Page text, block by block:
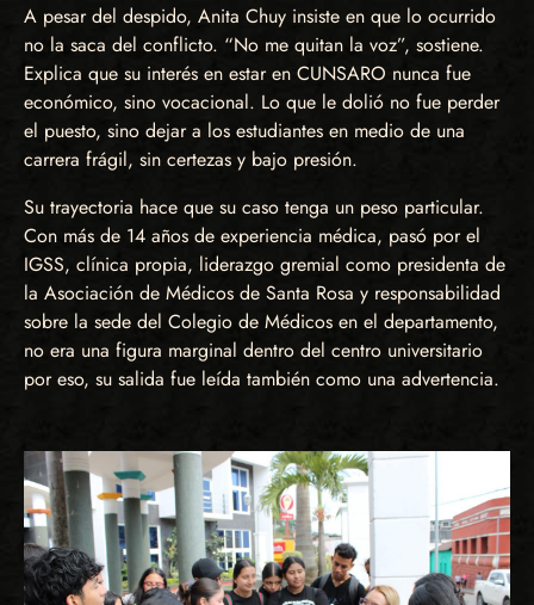
A pesar del despido, Anita Chuy insiste en que lo ocurrido
no la saca del conflicto. “No me quitan la voz”, sostiene.
Explica que su interés en estar en CUNSARO nunca fue
económico, sino vocacional. Lo que le dolió no fue perder
el puesto, sino dejar a los estudiantes en medio de una
carrera frágil, sin certezas y bajo presión.
Su trayectoria hace que su caso tenga un peso particular.
Con más de 14 años de experiencia médica, pasó por el
IGSS, clínica propia, liderazgo gremial como presidenta de
la Asociación de Médicos de Santa Rosa y responsabilidad
sobre la sede del Colegio de Médicos en el departamento,
no era una figura marginal dentro del centro universitario
por eso, su salida fue leída también como una advertencia.